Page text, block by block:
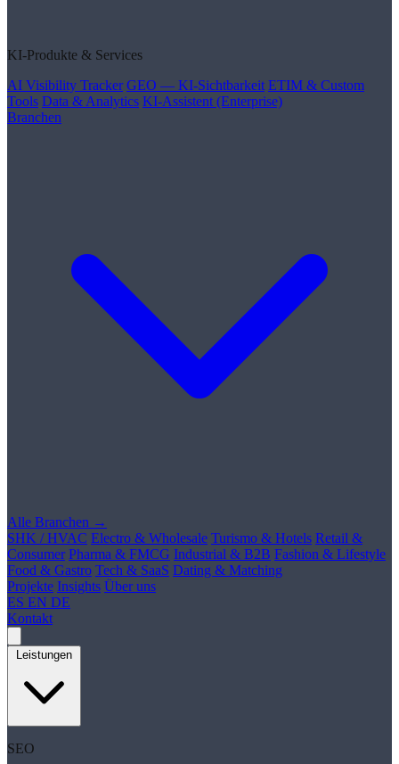
KI-Produkte & Services
AI Visibility Tracker GEO — KI-Sichtbarkeit ETIM & Custom
Tools Data & Analytics KI-Assistent (Enterprise)
Branchen
Alle Branchen →
SHK / HVAC Electro & Wholesale Turismo & Hotels Retail &
Consumer Pharma & FMCG Industrial & B2B Fashion & Lifestyle
Food & Gastro Tech & SaaS Dating & Matching
Projekte Insights Über uns
ES EN DE
Kontakt
Leistungen
SEO